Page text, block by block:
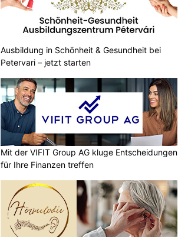
Ausbildung in Schönheit & Gesundheit bei
Petervari – jetzt starten
Mit der VIFIT Group AG kluge Entscheidungen
für Ihre Finanzen treffen